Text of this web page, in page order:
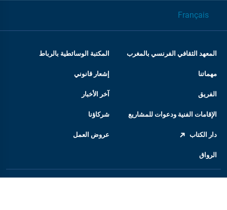
Français
المعهد الثقافي الفرنسي بالمغرب المكتبة الوسائطية بالرباط
مهماتنا إشعار قانوني
الفريق آخر الأخبار
الإقامات الفنية ودعوات للمشاريع شركاؤنا
دار الكتاب عروض العمل
الرواق